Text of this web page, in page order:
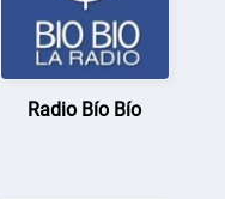
Radio Bío Bío